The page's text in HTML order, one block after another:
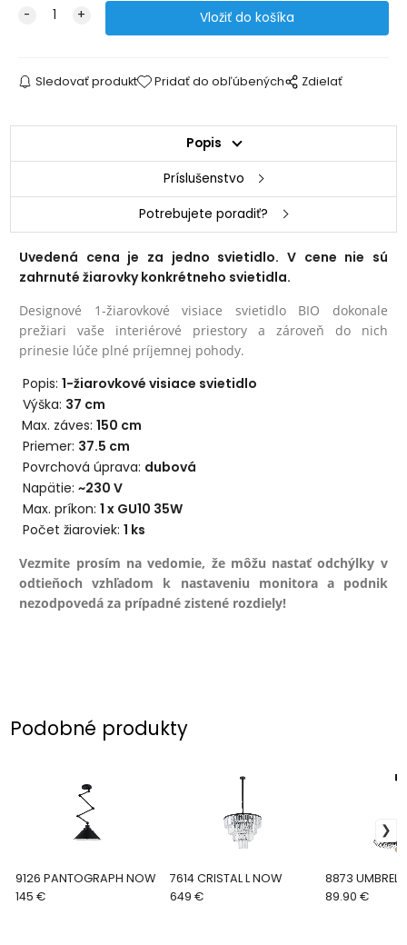
Sledovať produkt Pridať do obľúbených Zdielať
Popis
Príslušenstvo
Potrebujete poradiť?
Uvedená cena je za jedno svietidlo. V cene nie sú
zahrnuté žiarovky konkrétneho svietidla.
Designové 1-žiarovkové visiace svietidlo BIO dokonale
prežiari vaše interiérové priestory a zároveň do nich
prinesie lúče plné príjemnej pohody.
Popis:1-žiarovkové visiace svietidlo
Výška: 37 cm
Max. záves:150 cm
Priemer: 37.5 cm
Povrchová úprava: dubová
Napätie:~230 V
Max. príkon:1 x GU10 35W
Počet žiaroviek:1 ks
Vezmite prosím na vedomie, že môžu nastať odchýlky v
odtieňoch vzhľadom k nastaveniu monitora a podnik
nezodpovedá za prípadné zistené rozdiely!
Podobné produkty
9126 PANTOGRAPH NOW
145 €
7614 CRISTAL L NOW
649 €
8873
89.90 €